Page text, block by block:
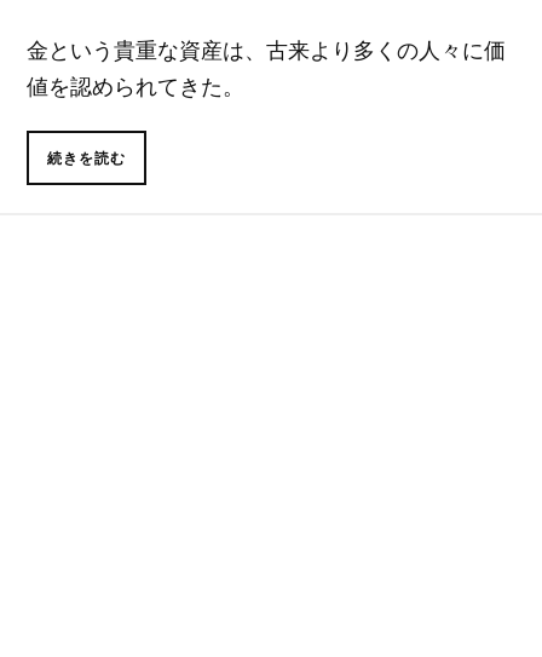
金という貴重な資産は、古来より多くの人々に価
値を認められてきた。
続きを読む